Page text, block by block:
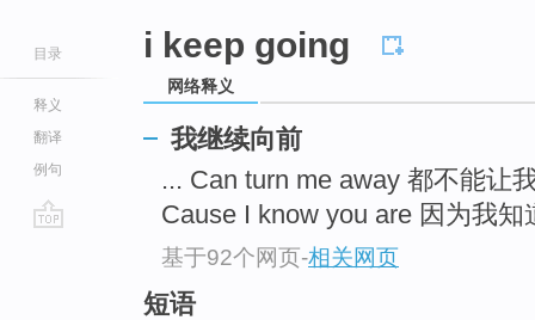
目录
释义
翻译
例句
i keep going
网络释义
我继续向前
... Can turn me away 都不能让
Cause I know you are 因为我知
基于92个网页-相关网页
短语